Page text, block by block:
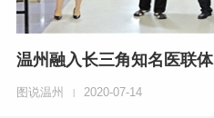
温州融入长三角知名医联体
图说温州 2020-07-14